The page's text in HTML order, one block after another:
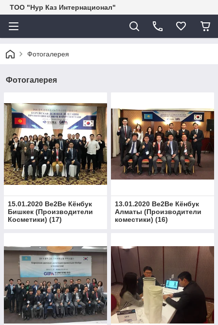
ТОО "Нур Каз Интернационал"
Фотогалерея
Фотогалерея
15.01.2020 Be2Be Кёнбук
Бишкек (Производители
Косметики) (17)
13.01.2020 Be2Be Кёнбук
Алматы (Производители
коместики) (16)